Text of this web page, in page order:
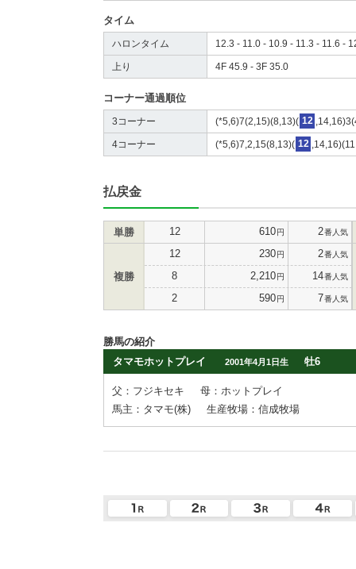
タイム
ハロンタイム 12.3 - 11.0 - 10.9 - 11.3 - 11.6 -
上り 4F 45.9 - 3F 35.0
コーナー通過順位
3コーナー (*5,6)7(2,15)(8,13)( 12
4コーナー (*5,6)7,2,15(8,13)( 12
払戻金
単勝 12 610円 2番人気
複勝
12 230円 2番人気
8 2,210円 14番人気
2 590円 7番人気
勝馬の紹介
タマモホットプレイ
2001年4月1日生 牡6
父：フジキセキ
母：ホットプレイ
馬主：タマモ(株)
生産牧場：信成牧場